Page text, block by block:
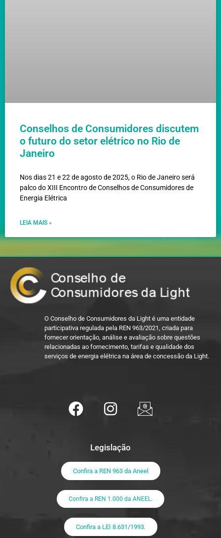
Conselhos de Consumidores discutem
o futuro do setor elétrico no Rio de
Janeiro
Nos dias 21 e 22 de agosto de 2025, o Rio de Janeiro será
palco do XIII Encontro de Conselhos de Consumidores de
Energia Elétrica
LEIA MAIS »
O Conselho de Consumidores da Light é uma entidade
participativa regulada pela REN 963/2021, criada para
fornecer orientação, análise e avaliação sobre questões
relacionadas ao fornecimento, tarifas e qualidade dos
serviços de energia elétrica na área de concessão da Light.
Legislação
Confira a REN 963 da Aneel
Confira a REN 1.000 da ANEEL.
Confira a LEI 8.631/1993.